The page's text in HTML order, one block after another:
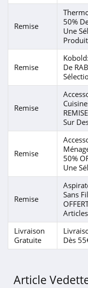
Remise
50%
Une
Remise
De
Remise
Sur
Remise
50%
Une
Remise
Sans
Articles
Livraison
Gratuite
Dès
Article